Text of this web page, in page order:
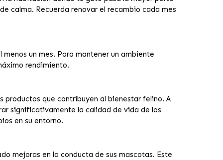
calma. Recuerda renovar el recambio cada mes
un mes. Para mantener un ambiente
rendimiento.
productos que contribuyen al bienestar felino. A
significativamente la calidad de vida de los
en su entorno.
mejoras en la conducta de sus mascotas. Este